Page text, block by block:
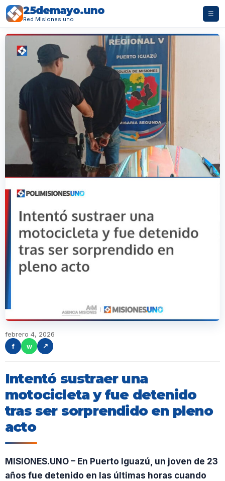
25demayo.uno
Red Misiones.uno
☰
febrero 4, 2026
f
w ↗
Intentó sustraer una
motocicleta y fue detenido
tras ser sorprendido en pleno
acto
MISIONES.UNO – En Puerto Iguazú, un joven de 23
años fue detenido en las últimas horas cuando